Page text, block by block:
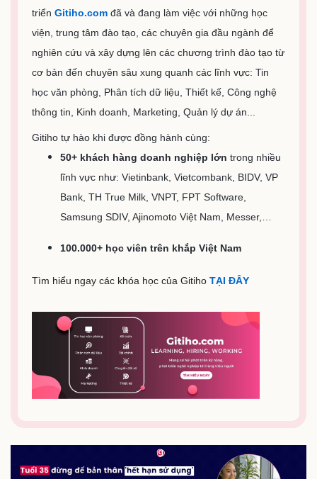
triển Gitiho.com đã và đang làm việc với những học
viện, trung tâm đào tạo, các chuyên gia đầu ngành để
nghiên cứu và xây dựng lên các chương trình đào tạo từ
cơ bản đến chuyên sâu xung quanh các lĩnh vực: Tin
học văn phòng, Phân tích dữ liệu, Thiết kế, Công nghệ
thông tin, Kinh doanh, Marketing, Quản lý dự án...
Gitiho tự hào khi được đồng hành cùng:
50+ khách hàng doanh nghiệp lớn trong nhiều
lĩnh vực như: Vietinbank, Vietcombank, BIDV, VP
Bank, TH True Milk, VNPT, FPT Software,
Samsung SDIV, Ajinomoto Việt Nam, Messer,…
100.000+ học viên trên khắp Việt Nam
Tìm hiểu ngay các khóa học của Gitiho TẠI ĐÂY